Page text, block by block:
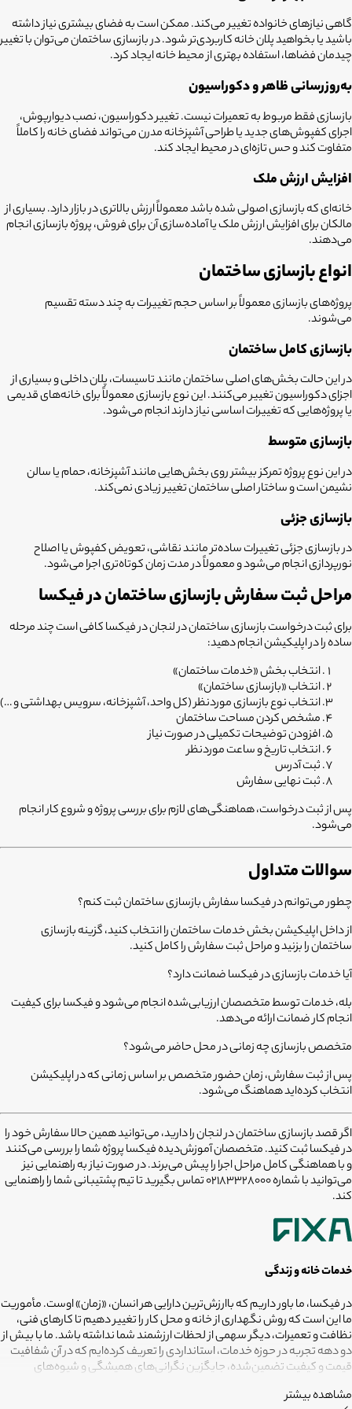
گاهی نیازهای خانواده تغییر می‌کند. ممکن است به فضای بیشتری نیاز داشته
باشید یا بخواهید پلان خانه کاربردی‌تر شود. در بازسازی ساختمان می‌توان با تغییر
چیدمان فضاها، استفاده بهتری از محیط خانه ایجاد کرد.
به‌روزرسانی ظاهر و دکوراسیون
بازسازی فقط مربوط به تعمیرات نیست. تغییر دکوراسیون، نصب دیوارپوش،
اجرای کفپوش‌های جدید یا طراحی آشپزخانه مدرن می‌تواند فضای خانه را کاملاً
متفاوت کند و حس تازه‌ای در محیط ایجاد کند.
افزایش ارزش ملک
خانه‌ای که بازسازی اصولی شده باشد معمولاً ارزش بالاتری در بازار دارد. بسیاری از
مالکان برای افزایش ارزش ملک یا آماده‌سازی آن برای فروش، پروژه بازسازی انجام
می‌دهند.
انواع بازسازی ساختمان
پروژه‌های بازسازی معمولاً بر اساس حجم تغییرات به چند دسته تقسیم
می‌شوند.
بازسازی کامل ساختمان
در این حالت بخش‌های اصلی ساختمان مانند تاسیسات، پلان داخلی و بسیاری از
اجزای دکوراسیون تغییر می‌کنند. این نوع بازسازی معمولاً برای خانه‌های قدیمی
یا پروژه‌هایی که تغییرات اساسی نیاز دارند انجام می‌شود.
بازسازی متوسط
در این نوع پروژه تمرکز بیشتر روی بخش‌هایی مانند آشپزخانه، حمام یا سالن
نشیمن است و ساختار اصلی ساختمان تغییر زیادی نمی‌کند.
بازسازی جزئی
در بازسازی جزئی تغییرات ساده‌تر مانند نقاشی، تعویض کفپوش یا اصلاح
نورپردازی انجام می‌شود و معمولاً در مدت زمان کوتاه‌تری اجرا می‌شود.
مراحل ثبت سفارش بازسازی ساختمان در فیکسا
برای ثبت درخواستبازسازی ساختمان در لنجاندر فیکسا کافی است چند مرحله
ساده را در اپلیکیشن انجام دهید:
انتخاب بخش «خدمات ساختمان»
انتخاب «بازسازی ساختمان»
انتخاب نوع بازسازی موردنظر (کل واحد، آشپزخانه، سرویس بهداشتی و …)
مشخص کردن مساحت ساختمان
افزودن توضیحات تکمیلی در صورت نیاز
انتخاب تاریخ و ساعت موردنظر
ثبت آدرس
ثبت نهایی سفارش
پس از ثبت درخواست، هماهنگی‌های لازم برای بررسی پروژه و شروع کار انجام
می‌شود.
سوالات متداول
چطور می‌توانم در فیکسا سفارش بازسازی ساختمان ثبت کنم؟
از داخل اپلیکیشن بخش خدمات ساختمان را انتخاب کنید، گزینه بازسازی
ساختمان را بزنید و مراحل ثبت سفارش را کامل کنید.
آیا خدمات بازسازی در فیکسا ضمانت دارد؟
بله، خدمات توسط متخصصان ارزیابی‌شده انجام می‌شود و فیکسا برای کیفیت
انجام کار ضمانت ارائه می‌دهد.
متخصص بازسازی چه زمانی در محل حاضر می‌شود؟
پس از ثبت سفارش، زمان حضور متخصص بر اساس زمانی که در اپلیکیشن
انتخاب کرده‌اید هماهنگ می‌شود.
اگر قصدبازسازی ساختمان در لنجانرا دارید، می‌توانید همین حالا سفارش خود را
در فیکسا ثبت کنید. متخصصان آموزش‌دیده فیکسا پروژه شما را بررسی می‌کنند
و با هماهنگی کامل مراحل اجرا را پیش می‌برند. در صورت نیاز به راهنمایی نیز
می‌توانید با شماره02183328000تماس بگیرید تا تیم پشتیبانی شما را راهنمایی
کند.
خدمات خانه و زندگی
در فیکسا، ما باور داریم که باارزش‌ترین دارایی هر انسان، «زمان» اوست. مأموریت
ما این است که روش نگهداری از خانه و محل کار را تغییر دهیم تا کارهای فنی،
نظافت و تعمیرات، دیگر سهمی از لحظات ارزشمند شما نداشته باشد. ما با بیش از
دو دهه تجربه در حوزه خدمات، استانداردی را تعریف کرده‌ایم که در آن شفافیت
قیمت و کیفیت تضمین‌شده، جایگزین نگرانی‌های همیشگی و شیوه‌های
متخصصانی بسپاریم که از فیلترهای سخت‌گیرانه رد شده‌اند تا نتیجه نهایی،
مشاهده بیشتر